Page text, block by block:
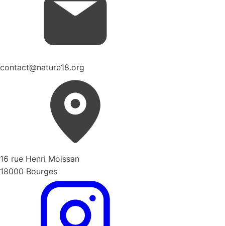
contact@nature18.org
16 rue Henri Moissan
18000 Bourges